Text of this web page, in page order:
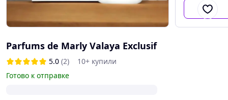
Parfums de Marly Valaya Exclusif
5.0 (2)
10+ купили
Готово к отправке